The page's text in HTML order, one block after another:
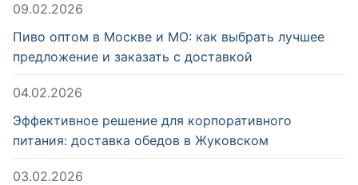
09.02.2026
Пиво оптом в Москве и МО: как выбрать лучшее
предложение и заказать с доставкой
04.02.2026
Эффективное решение для корпоративного
питания: доставка обедов в Жуковском
03.02.2026